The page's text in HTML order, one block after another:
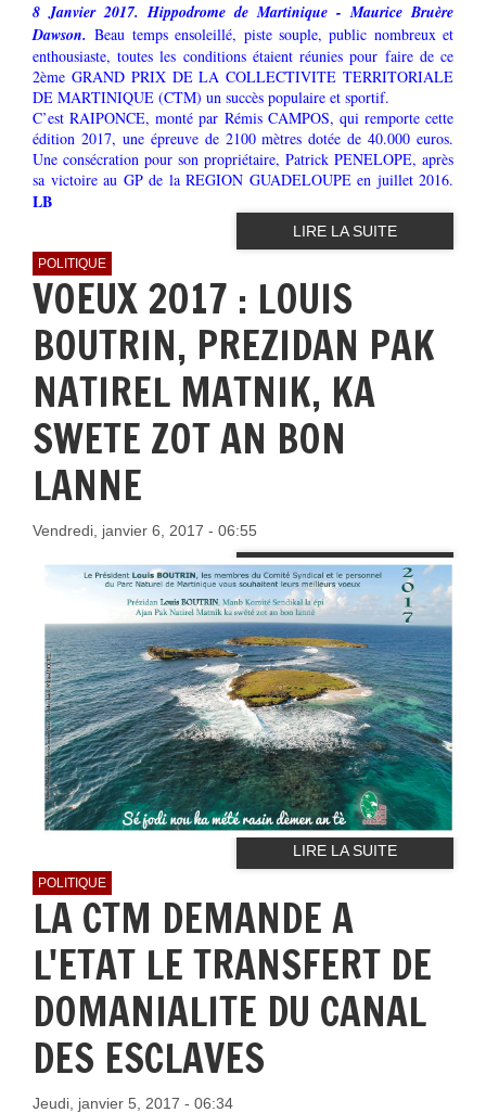
8 Janvier 2017. Hippodrome de Martinique - Maurice Bruère
Dawson. Beau temps ensoleillé, piste souple, public nombreux et
enthousiaste, toutes les conditions étaient réunies pour faire de ce
2ème GRAND PRIX DE LA COLLECTIVITE TERRITORIALE
DE MARTINIQUE (CTM) un succès populaire et sportif.
C’est RAIPONCE, monté par Rémis CAMPOS, qui remporte cette
édition 2017, une épreuve de 2100 mètres dotée de 40.000 euros.
Une consécration pour son propriétaire, Patrick PENELOPE, après
sa victoire au GP de la REGION GUADELOUPE en juillet 2016.
LB
LIRE LA SUITE
POLITIQUE
VOEUX 2017 : LOUIS
BOUTRIN, PREZIDAN PAK
NATIREL MATNIK, KA
SWETE ZOT AN BON
LANNE
Vendredi, janvier 6, 2017 - 06:55
LIRE LA SUITE
POLITIQUE
LA CTM DEMANDE A
L'ETAT LE TRANSFERT DE
DOMANIALITE DU CANAL
DES ESCLAVES
Jeudi, janvier 5, 2017 - 06:34